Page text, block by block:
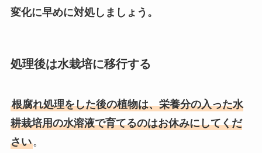
変化に早めに対処しましょう。
処理後は水栽培に移行する
根腐れ処理をした後の植物は、栄養分の入った水
耕栽培用の水溶液で育てるのはお休みにしてくだ
さい。